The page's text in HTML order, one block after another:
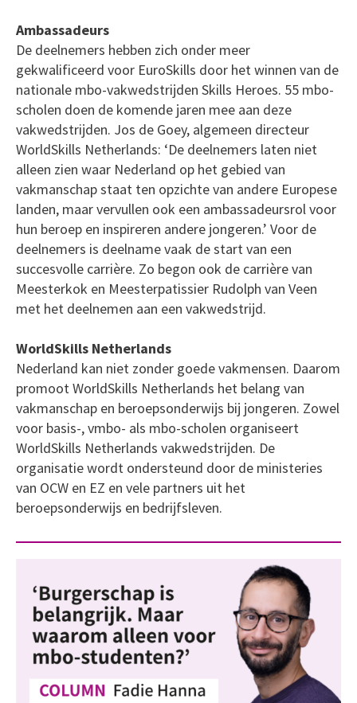
Ambassadeurs
De deelnemers hebben zich onder meer
gekwalificeerd voor EuroSkills door het winnen van de
nationale mbo-vakwedstrijden Skills Heroes. 55 mbo-
scholen doen de komende jaren mee aan deze
vakwedstrijden. Jos de Goey, algemeen directeur
WorldSkills Netherlands: ‘De deelnemers laten niet
alleen zien waar Nederland op het gebied van
vakmanschap staat ten opzichte van andere Europese
landen, maar vervullen ook een ambassadeursrol voor
hun beroep en inspireren andere jongeren.’ Voor de
deelnemers is deelname vaak de start van een
succesvolle carrière. Zo begon ook de carrière van
Meesterkok en Meesterpatissier Rudolph van Veen
met het deelnemen aan een vakwedstrijd.
WorldSkills Netherlands
Nederland kan niet zonder goede vakmensen. Daarom
promoot WorldSkills Netherlands het belang van
vakmanschap en beroepsonderwijs bij jongeren. Zowel
voor basis-, vmbo- als mbo-scholen organiseert
WorldSkills Netherlands vakwedstrijden. De
organisatie wordt ondersteund door de ministeries
van OCW en EZ en vele partners uit het
beroepsonderwijs en bedrijfsleven.